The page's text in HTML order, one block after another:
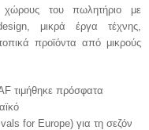
χώρους του πωλητήριο με
μικρά έργα τέχνης,
προϊόντα από μικρούς
τιμήθηκε πρόσφατα
for Europe) για τη σεζόν